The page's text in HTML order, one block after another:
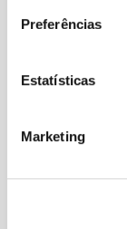
Preferências
Estatísticas
Marketing